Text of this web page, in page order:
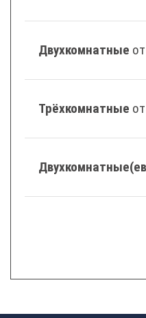
Двухкомнатные от
Трёхкомнатные от